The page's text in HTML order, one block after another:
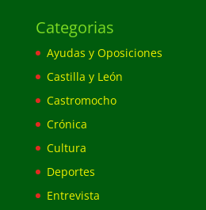
Categorias
Ayudas y Oposiciones
Castilla y León
Castromocho
Crónica
Cultura
Deportes
Entrevista